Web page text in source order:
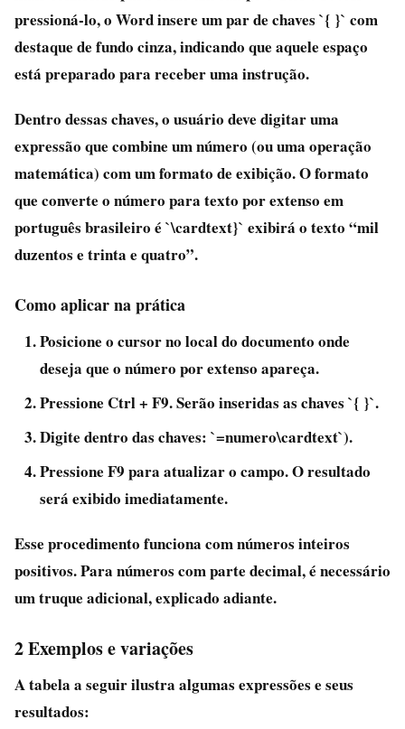
pressioná-lo, o Word insere um par de chaves `{ }` com
destaque de fundo cinza, indicando que aquele espaço
está preparado para receber uma instrução.
Dentro dessas chaves, o usuário deve digitar uma
expressão que combine um número (ou uma operação
matemática) com um formato de exibição. O formato
que converte o número para texto por extenso em
português brasileiro é `\cardtext}` exibirá o texto “mil
duzentos e trinta e quatro”.
Como aplicar na prática
Posicione o cursor no local do documento onde
deseja que o número por extenso apareça.
Pressione Ctrl + F9. Serão inseridas as chaves `{ }`.
Digite dentro das chaves: `=numero\cardtext`).
Pressione F9 para atualizar o campo. O resultado
será exibido imediatamente.
Esse procedimento funciona com números inteiros
positivos. Para números com parte decimal, é necessário
um truque adicional, explicado adiante.
2 Exemplos e variações
A tabela a seguir ilustra algumas expressões e seus
resultados: